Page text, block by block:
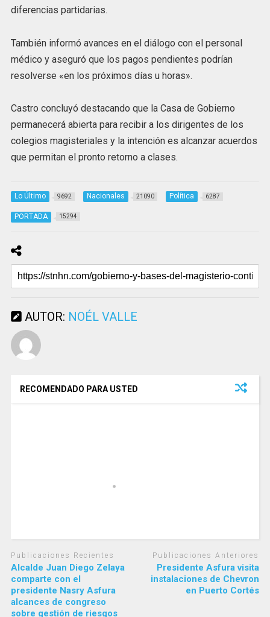
diferencias partidarias.
También informó avances en el diálogo con el personal
médico y aseguró que los pagos pendientes podrían
resolverse «en los próximos días u horas».
Castro concluyó destacando que la Casa de Gobierno
permanecerá abierta para recibir a los dirigentes de los
colegios magisteriales y la intención es alcanzar acuerdos
que permitan el pronto retorno a clases.
Lo Último 9692 Nacionales 21090 Política 6287
PORTADA 15294
AUTOR: NOÉL VALLE
RECOMENDADO PARA USTED
Publicaciones Recientes
Alcalde Juan Diego Zelaya
comparte con el
presidente Nasry Asfura
alcances de congreso
sobre gestión de riesgos
Publicaciones Anteriores
Presidente Asfura visita
instalaciones de Chevron
en Puerto Cortés